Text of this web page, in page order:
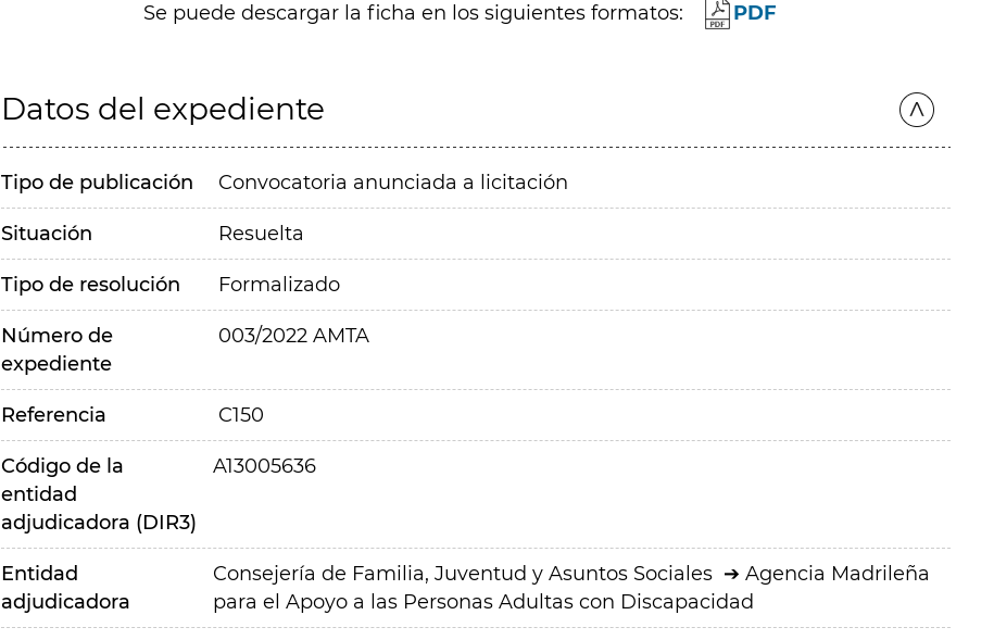
Se puede descargar la ficha en los siguientes formatos: PDF
Datos del expediente
Tipo de publicación Convocatoria anunciada a licitación
Situación Resuelta
Tipo de resolución Formalizado
Número de
expediente
003/2022 AMTA
Referencia C150
Código de la
entidad
adjudicadora (DIR3)
A13005636
Entidad
adjudicadora
Consejería de Familia, Juventud y Asuntos Sociales
Agencia Madrileña
para el Apoyo a las Personas Adultas con Discapacidad